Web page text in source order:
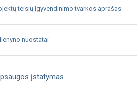
teisių įgyvendinimo tvarkos aprašas
nuostatai
įstatymas